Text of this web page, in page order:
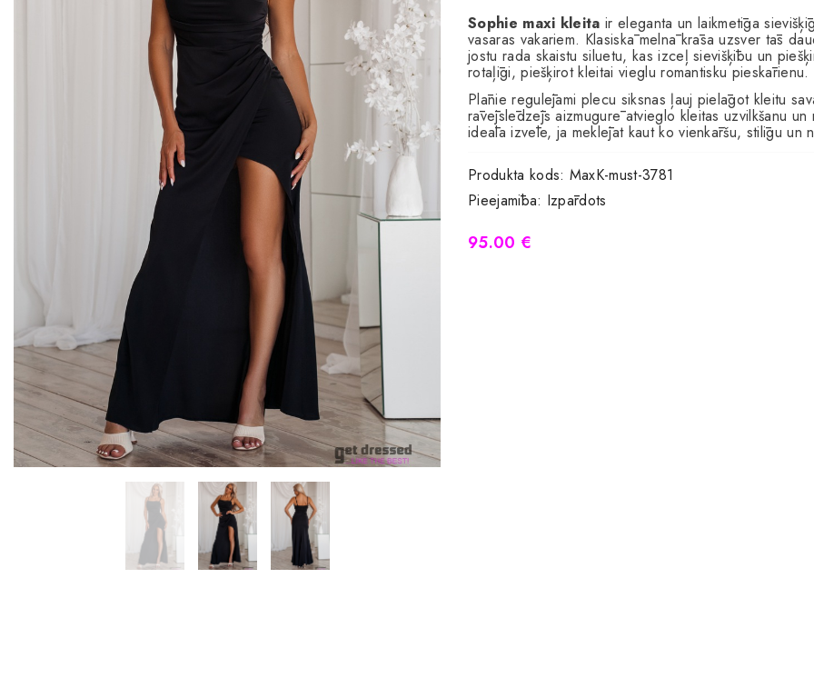
Midi kleitas
Vakarkleitas
Maxi kleitas
Skater kleitas
Adīt kleitas
Sophie maxi kleita ir eleganta un laikmetīga
vasaras vakariem. Klasiskā melnā krāsa uzsver tās
jostu rada skaistu siluetu, kas izceļ sievišķību un
rotaļīgi, piešķirot kleitai vieglu romantisku pieskārienu.
Plānie regulējami plecu siksnas ļauj pielāgot kleitu
rāvējslēdzējs aizmugurē atvieglo kleitas uzvilkšanu
ideāla izvēle, ja meklējat kaut ko vienkāršu, stilīgu un
Produkta kods: MaxK-must-3781
Pieejamība: Izpārdots
95.00 €